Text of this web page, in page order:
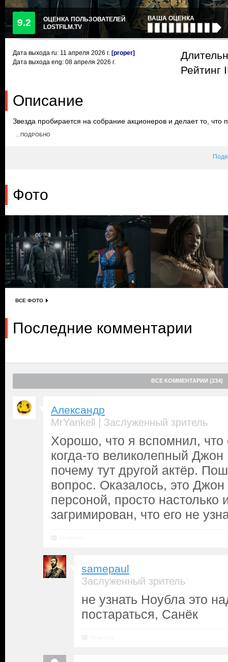
9.2
ОЦЕНКА ПОЛЬЗОВАТЕЛЕЙ
LOSTFILM.TV
ВАША ОЦЕНКА
Дата выхода ru: 11 апреля 2026 г. [proper]
Дата выхода eng: 08 апреля 2026 г.
Рейтинг
Описание
Звезда пробирается на собрание акционеров и делает то, что
вынуждает Cестру Мудрец рассказать о том, что ждет Хьюи
…ПОДРОБНО
Фото
ВСЕ ФОТО
Последние комментарии
ВСЕ КОММЕНТАРИИ (234)
Александр
MrYankell | Заслуженный зритель
Хорошо, что я вспомнил, что
когда-то великолепный
почему тут другой актёр.
вопрос. Оказалось, это
персоной, просто
загримирован, что его не
samepaul
Заслуженный зритель
не узнать Ноубла это
постараться, Санёк